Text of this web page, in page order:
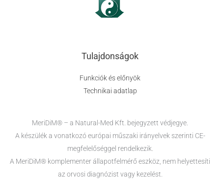
Tulajdonságok
Funkciók és előnyök
Technikai adatlap
MeriDiM® – a Natural-Med Kft. bejegyzett védjegye.
A készülék a vonatkozó európai műszaki irányelvek szerinti CE-
megfelelőséggel rendelkezik.
A MeriDiM® komplementer állapotfelmérő eszköz, nem helyettesíti
az orvosi diagnózist vagy kezelést.